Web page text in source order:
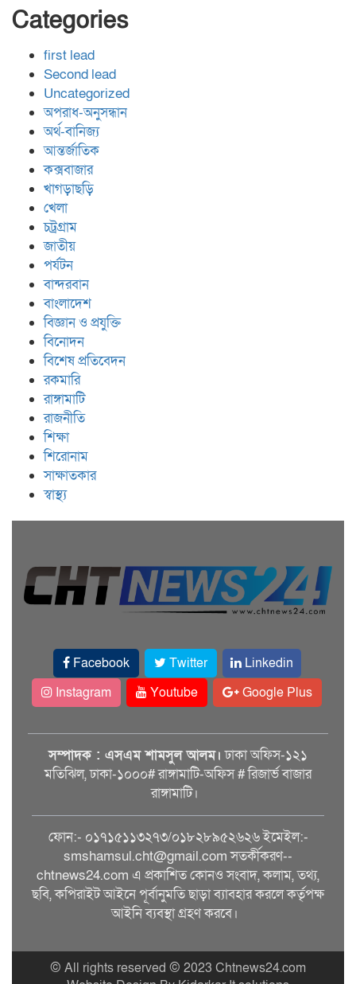
Categories
first lead
Second lead
Uncategorized
অপরাধ-অনুসন্ধান
অর্থ-বানিজ্য
আন্তর্জাতিক
কক্সবাজার
খাগড়াছড়ি
খেলা
চট্রগ্রাম
জাতীয়
পর্যটন
বান্দরবান
বাংলাদেশ
বিজ্ঞান ও প্রযুক্তি
বিনোদন
বিশেষ প্রতিবেদন
রকমারি
রাঙ্গামাটি
রাজনীতি
শিক্ষা
শিরোনাম
সাক্ষাতকার
স্বাস্থ্য
Facebook Twitter
Linkedin
Instagram
Youtube Google Plus
সম্পাদক : এসএম শামসুল আলম। ঢাকা অফিস-১২১
মতিঝিল, ঢাকা-১০০০# রাঙ্গামাটি-অফিস # রিজার্ভ বাজার
রাঙ্গামাটি।
ফোন:- ০১৭১৫১১৩২৭৩/০১৮২৮৯৫২৬২৬ ইমেইল:-
smshamsul.cht@gmail.com সতর্কীকরণ--
chtnews24.com এ প্রকাশিত কোনও সংবাদ, কলাম, তথ্য,
ছবি, কপিরাইট আইনে পূর্বানুমতি ছাড়া ব্যাবহার করলে কর্তৃপক্ষ
আইনি ব্যবস্থা গ্রহণ করবে।
© All rights reserved © 2023 Chtnews24.com